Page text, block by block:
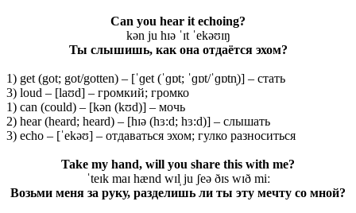
Can you hear it echoing?
kən ju hɪə ˈɪt ˈekəʊɪŋ
Ты слышишь, как она отдаётся эхом?
1) get (got; got/gotten) – [ˈɡet (ˈɡɒt; ˈɡɒt/ˈɡɒtn̩)] – стать
3) loud – [laʊd] – громкий; громко
1) can (could) – [kən (kʊd)] – мочь
2) hear (heard; heard) – [hɪə (hɜ:d; hɜ:d)] – слышать
3) echo – [ˈekəʊ] – отдаваться эхом; гулко разноситься
Take my hand, will you share this with me?
ˈteɪk maɪ hænd wɪl̩ ju ʃeə ðɪs wɪð miː
Возьми меня за руку, разделишь ли ты эту мечту со мной?